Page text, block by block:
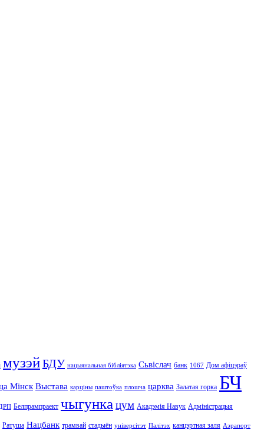
музэйБДУ нацыянальная бібліятэка Сьвіслач банк 1067 Дом афіцэраў
Мінск Выстава карціны паштоўка плошча царква Залатая горка БЧ
Белпрампраект чыгунка цум Акадэмія Навук Адміністрацыя
Ратуша Нацбанк трамвай стадыён універсітэт Палітэх канцэртная заля Аэрапорт